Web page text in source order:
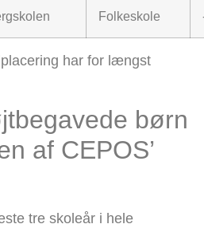
Folkeskole
har for længst
børn
af CEPOS’
tre skoleår i hele